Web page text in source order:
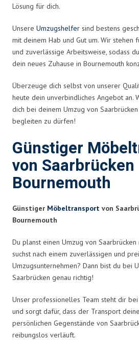
Lösung für dich.
Unsere Umzugshelfer sind bestens
mit deinem Hab und Gut um. Wir
und zuverlässige Arbeitsweise, sodass
dein neues Zuhause in Bournemouth
Überzeuge dich selbst von unserer
heute dein unverbindliches Angebot an.
dich bei deinem Umzug von
begleiten zu dürfen!
Günstiger
von Saarbrücken
Bournemouth
Günstiger Möbeltransport von
Bournemouth
Du planst einen Umzug von Saarbrücken
suchst nach einem zuverlässigen und
Umzugsunternehmen? Dann bist du bei
Saarbrücken genau richtig!
Unser professionelles Team steht dir
und sorgt dafür, dass der Transport
persönlichen Gegenstände von
reibungslos verläuft.